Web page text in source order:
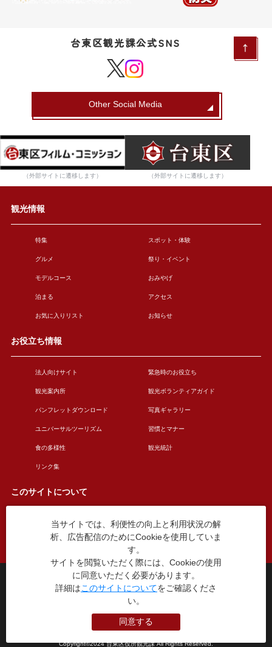
台東区観光課公式SNS
Other Social Media
（外部サイトに遷移します） （外部サイトに遷移します）
観光情報
特集 スポット・体験
グルメ 祭り・イベント
モデルコース おみやげ
泊まる アクセス
お気に入りリスト お知らせ
お役立ち情報
法人向けサイト 緊急時のお役立ち
観光案内所 観光ボランティアガイド
パンフレットダウンロード 写真ギャラリー
ユニバーサルツーリズム 習慣とマナー
食の多様性 観光統計
リンク集
このサイトについて
このサイトについて 広告掲載について
お問い合わせ
台東区役所観光課
〒110-8615 東京都台東区東上野4丁目5番6号
TEL：03-5246-1151
本WEBサイトに掲就されている全データについて無断転載・引用を禁じます。
Copyright©2024 台東区役所観光課 All Rights Reserved.
当サイトでは、利便性の向上と利用状況の解
析、広告配信のためにCookieを使用していま
す。
サイトを閲覧いただく際には、Cookieの使用
に同意いただく必要があります。
詳細はこのサイトについてをご確認くださ
い。
同意する